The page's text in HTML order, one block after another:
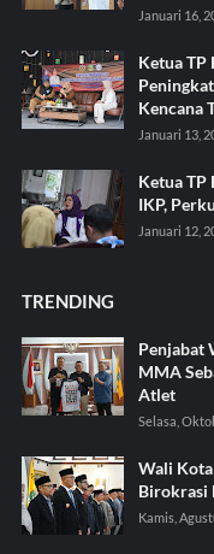
Januari 16,
Ketua TP
Kencana
Januari 13,
Ketua TP
IKP,
Januari 12,
TRENDING
Penjabat
MMA
Atlet
Selasa,
Wali
Birokrasi
Kamis,